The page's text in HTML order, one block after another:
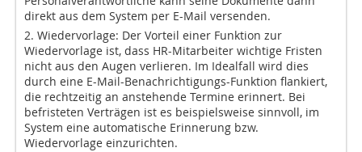
direkt aus dem System per E-Mail versenden.
2. Wiedervorlage: Der Vorteil einer Funktion zur
Wiedervorlage ist, dass HR-Mitarbeiter wichtige Fristen
nicht aus den Augen verlieren. Im Idealfall wird dies
durch eine E-Mail-Benachrichtigungs-Funktion flankiert,
die rechtzeitig an anstehende Termine erinnert. Bei
befristeten Verträgen ist es beispielsweise sinnvoll, im
System eine automatische Erinnerung bzw.
Wiedervorlage einzurichten.